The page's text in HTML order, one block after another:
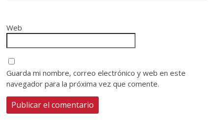
Web
Guarda mi nombre, correo electrónico y web en este
navegador para la próxima vez que comente.